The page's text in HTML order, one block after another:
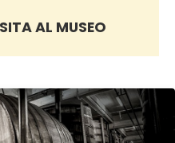
AL MUSEO